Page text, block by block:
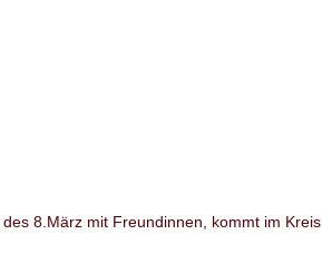
8.März mit Freundinnen, kommt im Kreis